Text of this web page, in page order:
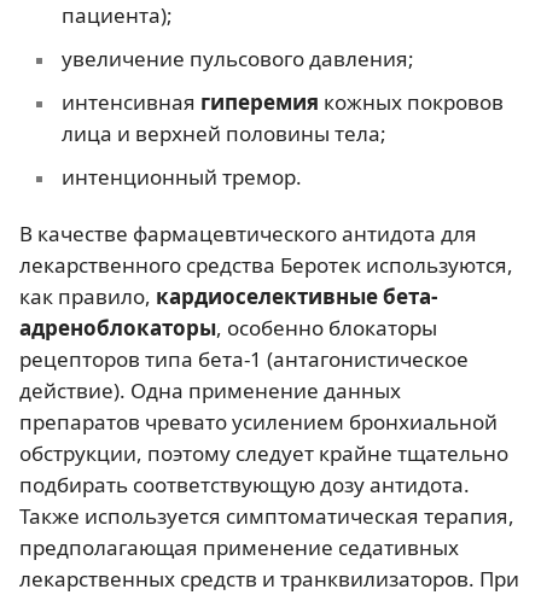
пациента);
увеличение пульсового давления;
интенсивная гиперемия кожных покровов
лица и верхней половины тела;
интенционный тремор.
В качестве фармацевтического антидота для
лекарственного средства Беротек используются,
как правило, кардиоселективные бета-
адреноблокаторы, особенно блокаторы
рецепторов типа бета-1 (антагонистическое
действие). Одна применение данных
препаратов чревато усилением бронхиальной
обструкции, поэтому следует крайне тщательно
подбирать соответствующую дозу антидота.
Также используется симптоматическая терапия,
предполагающая применение седативных
лекарственных средств и транквилизаторов. При